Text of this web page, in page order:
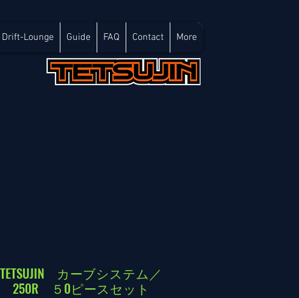
Drift-Lounge Guide FAQ Contact More
カーブシステム／
250R ５0ピースセット